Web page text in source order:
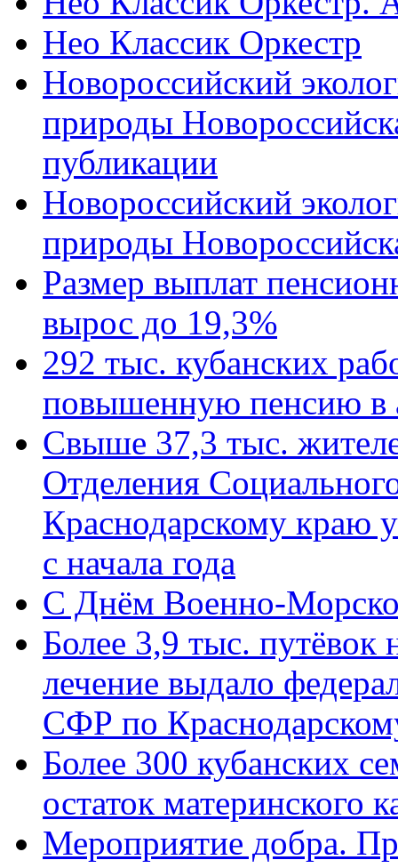
Нео Классик Оркестр
Новороссийский
природы
публикации
Новороссийский
природы
Размер выплат
вырос до 19,3%
292 тыс. кубанских
повышенную пенсию в
Свыше 37,3 тыс.
Отделения
Краснодарскому краю
с начала года
C Днём Военно-
Более 3,9 тыс. путёвок
лечение выдало
СФР по
Более 300 кубанских
остаток материнского
Мероприятие добра.